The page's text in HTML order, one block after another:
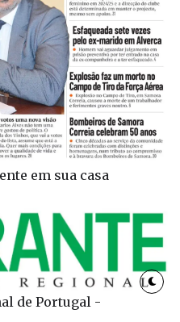
em sua casa
de Portugal -